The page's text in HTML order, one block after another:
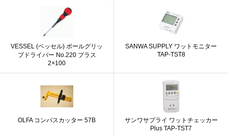
VESSEL (ベッセル) ボールグリッ
プドライバー No.220 プラス
2×100
SANWA SUPPLY ワットモニター
TAP-TST8
OLFA コンパスカッター 57B
サンワサプライ ワットチェッカー
Plus TAP-TST7